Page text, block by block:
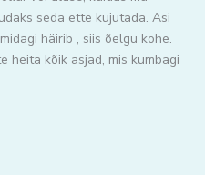
seda ette kujutada. Asi
häirib , siis õelgu kohe.
kõik asjad, mis kumbagi